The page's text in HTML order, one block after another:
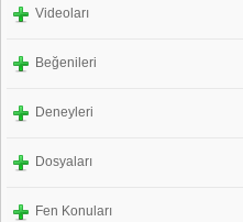
Videoları
Beğenileri
Deneyleri
Dosyaları
Fen Konuları